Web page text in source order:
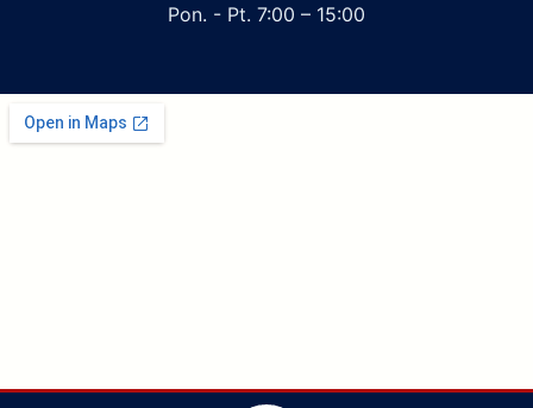
Pon. - Pt. 7:00 – 15:00